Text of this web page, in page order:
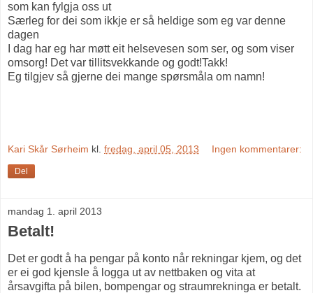
som kan fylgja oss ut
Særleg for dei som ikkje er så heldige som eg var denne
dagen
I dag har eg har møtt eit helsevesen som ser, og som viser
omsorg! Det var tillitsvekkande og godt!Takk!
Eg tilgjev så gjerne dei mange spørsmåla om namn!
Kari Skår Sørheim kl. fredag, april 05, 2013 Ingen kommentarer:
Del
mandag 1. april 2013
Betalt!
Det er godt å ha pengar på konto når rekningar kjem, og det
er ei god kjensle å logga ut av nettbaken og vita at
årsavgifta på bilen, bompengar og straumrekninga er betalt.